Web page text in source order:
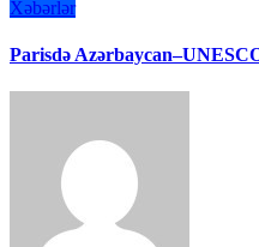
Xəbərlər
Parisdə